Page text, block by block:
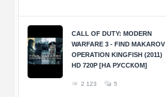
CALL OF DUTY: MODERN
WARFARE 3 - FIND MAKAROV
OPERATION KINGFISH (2011)
HD 720P [НА РУССКОМ]
2 123 5